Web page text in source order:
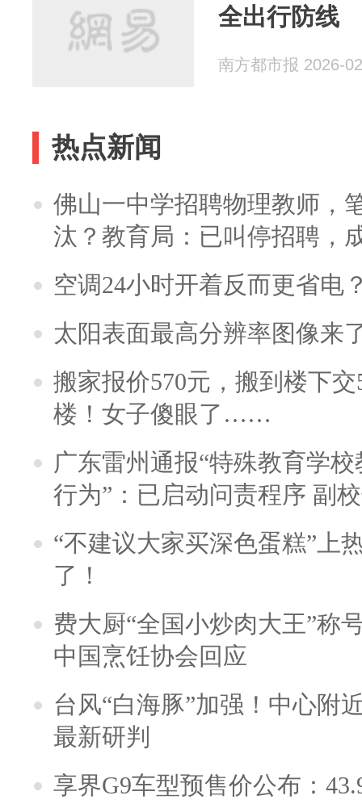
全出行防线
南方都市报 2026-
热点新闻
佛山一中学招聘物理教师，
汰？教育局：已叫停招聘，
空调24小时开着反而更省电
太阳表面最高分辨率图像来
搬家报价570元，搬到楼下
楼！女子傻眼了……
广东雷州通报“特殊教育学
行为”：已启动问责程序 副
“不建议大家买深色蛋糕”上
了！
费大厨“全国小炒肉大王”称
中国烹饪协会回应
台风“白海豚”加强！中心附
最新研判
享界G9车型预售价公布：